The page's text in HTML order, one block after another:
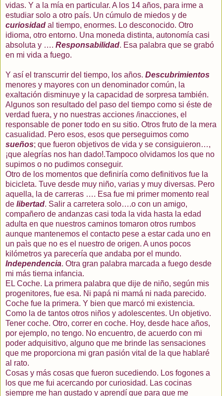
vidas. Y a la mía en particular. A los 14 años, para irme a
estudiar solo a otro país. Un cúmulo de miedos y de
curiosidad al tiempo, enormes. Lo desconocido. Otro
idioma, otro entorno. Una moneda distinta, autonomía casi
absoluta y …. Responsabilidad. Esa palabra que se grabó
en mi vida a fuego.
Y así el transcurrir del tiempo, los años. Descubrimientos
menores y mayores con un denominador común, la
exaltación disminuye y la capacidad de sorpresa también.
Algunos son resultado del paso del tiempo como si éste de
verdad fuera, y no nuestras acciones /inacciones, el
responsable de poner todo en su sitio. Otros fruto de la mera
casualidad. Pero esos, esos que perseguimos como
sueños; que fueron objetivos de vida y se consiguieron…,
¡que alegrías nos han dado!.Tampoco olvidamos los que no
supimos o no pudimos conseguir.
Otro de los momentos que definiría como definitivos fue la
bicicleta. Tuve desde muy niño, varias y muy diversas. Pero
aquella, la de carreras …. Esa fue mi primer momento real
de libertad. Salir a carretera solo….o con un amigo,
compañero de andanzas casi toda la vida hasta la edad
adulta en que nuestros caminos tomaron otros rumbos
aunque mantenemos el contacto pese a estar cada uno en
un paìs que no es el nuestro de origen. A unos pocos
kilómetros ya parecería que andaba por el mundo.
Independencia. Otra gran palabra marcada a fuego desde
mi más tierna infancia.
EL Coche. La primera palabra que dije de niño, según mis
progenitores, fue esa. Ni papá ni mamá ni nada parecido.
Coche fue la primera. Y bien que marcó mi existencia.
Como la de tantos otros niños y adolescentes. Un objetivo.
Tener coche. Otro, correr en coche. Hoy, desde hace años,
por ejemplo, no tengo. No encuentro, de acuerdo con mi
poder adquisitivo, alguno que me brinde las sensaciones
que me proporciona mi gran pasión vital de la que hablaré
al rato.
Cosas y más cosas que fueron sucediendo. Los fogones a
los que me fui acercando por curiosidad. Las cocinas
siempre me han gustado y aprendí que para que me